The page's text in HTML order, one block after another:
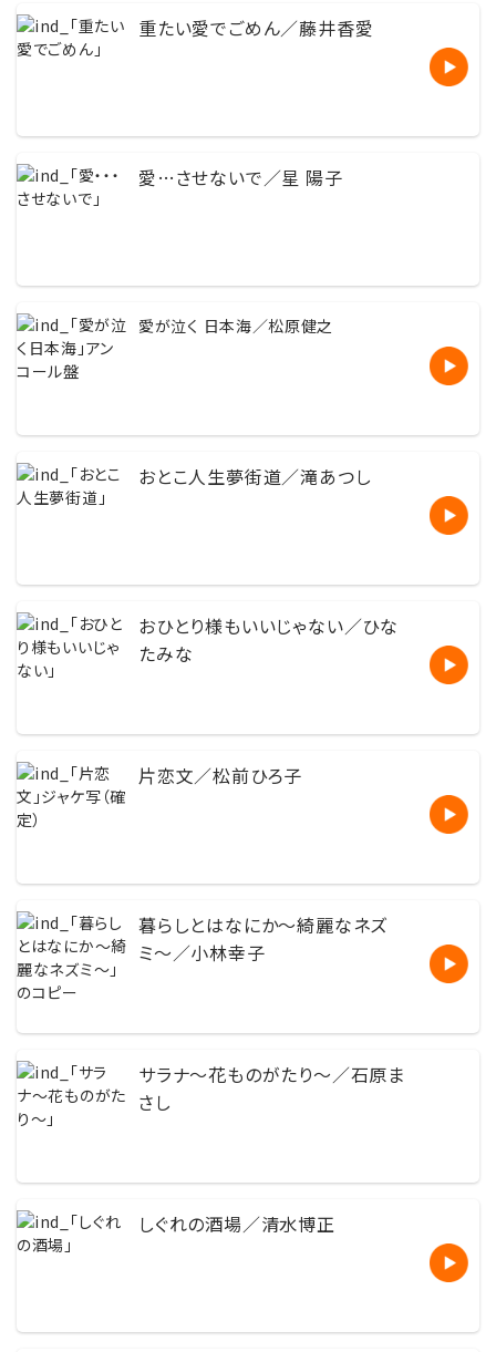
重たい愛でごめん／藤井香愛
愛…させないで／星 陽子
愛が泣く 日本海／松原健之
おとこ人生夢街道／滝あつし
おひとり様もいいじゃない／ひな
たみな
片恋文／松前ひろ子
暮らしとはなにか〜綺麗なネズ
ミ〜／小林幸子
サラナ〜花ものがたり〜／石原ま
さし
しぐれの酒場／清水博正